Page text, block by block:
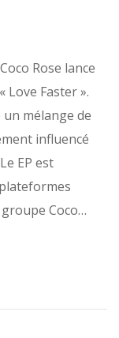
Rose lance
Love Faster ».
mélange de
influencé
EP est
groupe Coco…